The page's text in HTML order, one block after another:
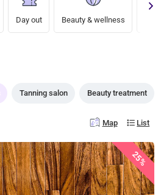
Day out Beauty & wellness
Tanning salon Beauty treatment
Map List
25%